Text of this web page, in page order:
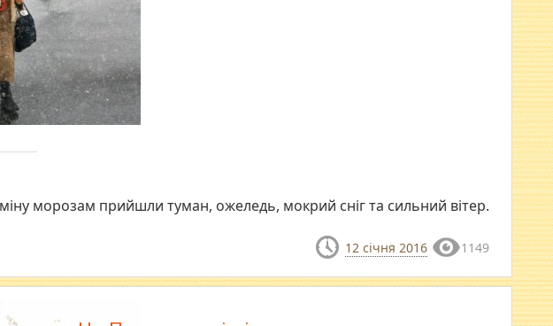
морозам прийшли туман, ожеледь, мокрий сніг та сильний вітер.
12 січня 2016 1149